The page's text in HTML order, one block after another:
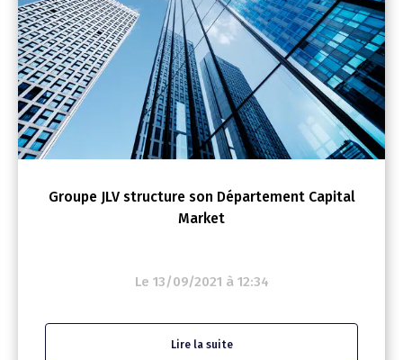
Groupe JLV structure son Département Capital
Market
Le 13/09/2021 à 12:34
Lire la suite